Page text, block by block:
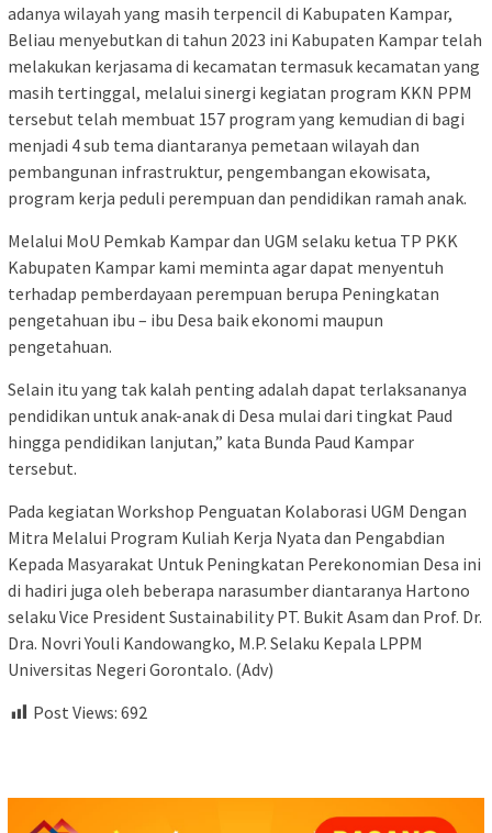
adanya wilayah yang masih terpencil di Kabupaten Kampar,
Beliau menyebutkan di tahun 2023 ini Kabupaten Kampar telah
melakukan kerjasama di kecamatan termasuk kecamatan yang
masih tertinggal, melalui sinergi kegiatan program KKN PPM
tersebut telah membuat 157 program yang kemudian di bagi
menjadi 4 sub tema diantaranya pemetaan wilayah dan
pembangunan infrastruktur, pengembangan ekowisata,
program kerja peduli perempuan dan pendidikan ramah anak.
Melalui MoU Pemkab Kampar dan UGM selaku ketua TP PKK
Kabupaten Kampar kami meminta agar dapat menyentuh
terhadap pemberdayaan perempuan berupa Peningkatan
pengetahuan ibu – ibu Desa baik ekonomi maupun
pengetahuan.
Selain itu yang tak kalah penting adalah dapat terlaksananya
pendidikan untuk anak-anak di Desa mulai dari tingkat Paud
hingga pendidikan lanjutan,” kata Bunda Paud Kampar
tersebut.
Pada kegiatan Workshop Penguatan Kolaborasi UGM Dengan
Mitra Melalui Program Kuliah Kerja Nyata dan Pengabdian
Kepada Masyarakat Untuk Peningkatan Perekonomian Desa ini
di hadiri juga oleh beberapa narasumber diantaranya Hartono
selaku Vice President Sustainability PT. Bukit Asam dan Prof. Dr.
Dra. Novri Youli Kandowangko, M.P. Selaku Kepala LPPM
Universitas Negeri Gorontalo. (Adv)
Post Views: 692